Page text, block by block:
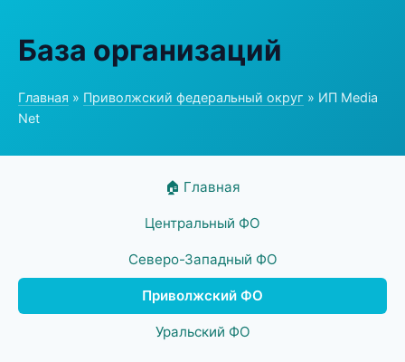
База организаций
Главная » Приволжский федеральный округ » ИП Media
Net
🏠 Главная
Центральный ФО
Северо-Западный ФО
Приволжский ФО
Уральский ФО